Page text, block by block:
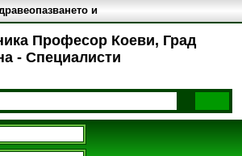
Професор Коеви, Град
- Специалисти
и
заведения в